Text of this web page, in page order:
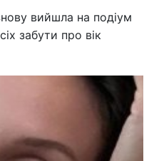
вийшла на подіум
забути про вік